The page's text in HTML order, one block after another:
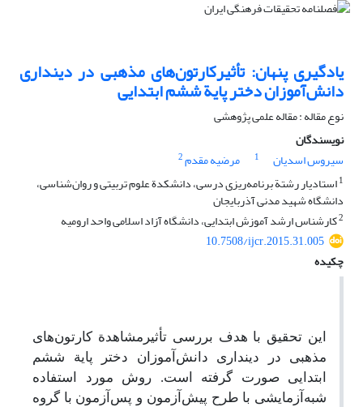
یادگیری پنهان: تأثیرکارتون‌های مذهبی در دینداری
دانش‌آموزان دختر پایة ششم ابتدایی
نوع مقاله : مقاله علمی پژوهشی
نویسندگان
سیروس اسدیان
1 مرضیه مقدم2
1استادیار رشتة برنامه‌ریزی درسی، دانشکدة علوم تربیتی و روان‌شناسی،
دانشگاه شهید مدنی آذربایجان
2کارشناس ارشد آموزش ابتدایی، دانشگاه آزاد اسلامی واحد ارومیه
10.7508/ijcr.2015.31.005
چکیده
این تحقیق با هدف بررسی تأثیر مشاهدة کارتون‌های
مذهبی در دینداری دانش‌آموزان دختر پایة ششم
ابتدایی صورت گرفته است. روش مورد استفاده
شبه‌آزمایشی با طرح پیش‌آزمون و پس‌آزمون با گروه